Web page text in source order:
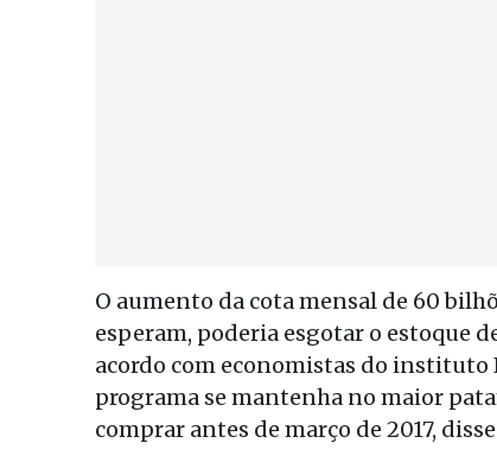
O aumento da cota mensal de 60
esperam, poderia esgotar o estoque
acordo com economistas do
programa se mantenha no maior
comprar antes de março de 2017,